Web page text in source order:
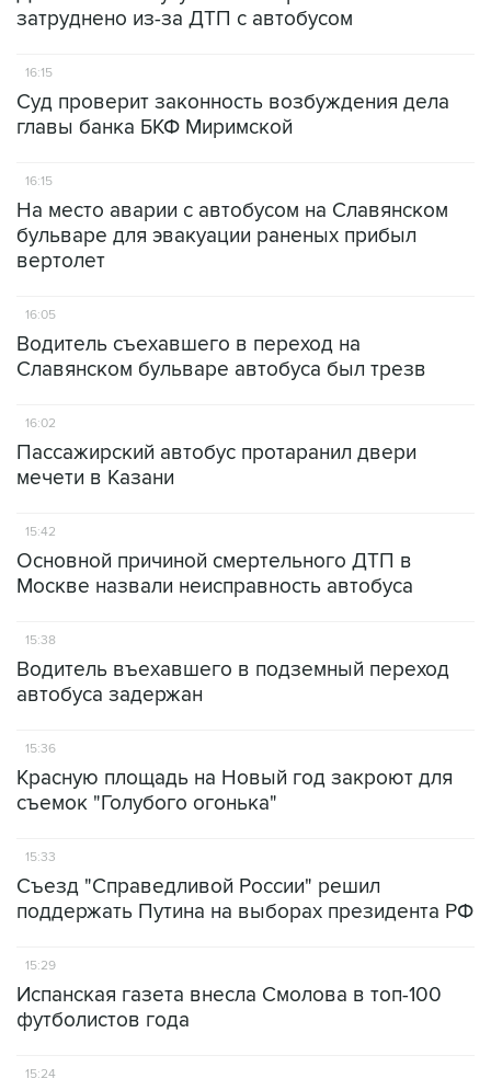
затруднено из-за ДТП с автобусом
16:15
Суд проверит законность возбуждения дела
главы банка БКФ Миримской
16:15
На место аварии с автобусом на Славянском
бульваре для эвакуации раненых прибыл
вертолет
16:05
Водитель съехавшего в переход на
Славянском бульваре автобуса был трезв
16:02
Пассажирский автобус протаранил двери
мечети в Казани
15:42
Основной причиной смертельного ДТП в
Москве назвали неисправность автобуса
15:38
Водитель въехавшего в подземный переход
автобуса задержан
15:36
Красную площадь на Новый год закроют для
съемок "Голубого огонька"
15:33
Съезд "Справедливой России" решил
поддержать Путина на выборах президента РФ
15:29
Испанская газета внесла Смолова в топ-100
футболистов года
15:24